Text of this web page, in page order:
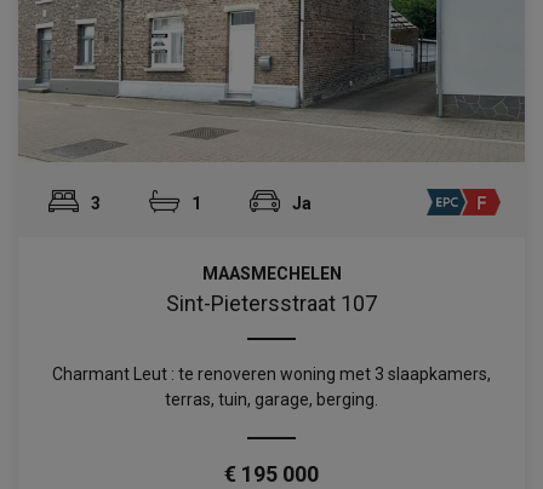
3 1 Ja
MAASMECHELEN
Sint-Pietersstraat 107
Charmant Leut : te renoveren woning met 3 slaapkamers,
terras, tuin, garage, berging.
€ 195 000